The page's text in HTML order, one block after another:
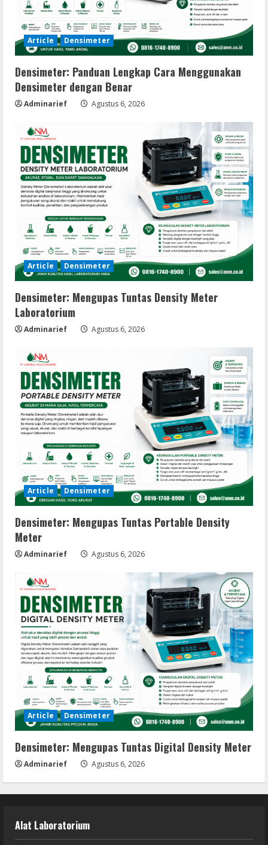
Article Densimeter
Densimeter: Panduan Lengkap Cara Menggunakan
Densimeter dengan Benar
Adminarief Agustus 6, 2026
Article Densimeter
Densimeter: Mengupas Tuntas Density Meter
Laboratorium
Adminarief Agustus 6, 2026
Article Densimeter
Densimeter: Mengupas Tuntas Portable Density
Meter
Adminarief Agustus 6, 2026
Article Densimeter
Densimeter: Mengupas Tuntas Digital Density Meter
Adminarief Agustus 6, 2026
Alat Laboratorium